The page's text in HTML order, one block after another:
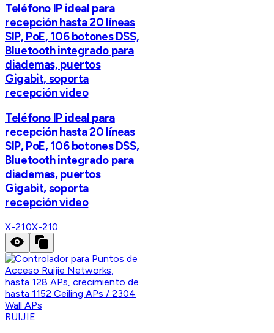
Teléfono IP ideal para
recepción hasta 20 líneas
SIP, PoE, 106 botones DSS,
Bluetooth integrado para
diademas, puertos
Gigabit, soporta
recepción video
Teléfono IP ideal para
recepción hasta 20 líneas
SIP, PoE, 106 botones DSS,
Bluetooth integrado para
diademas, puertos
Gigabit, soporta
recepción video
X-210X-210
RUIJIE